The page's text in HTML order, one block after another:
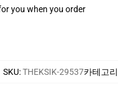
you when you order
SKU:THEKSIK-29537카테고리